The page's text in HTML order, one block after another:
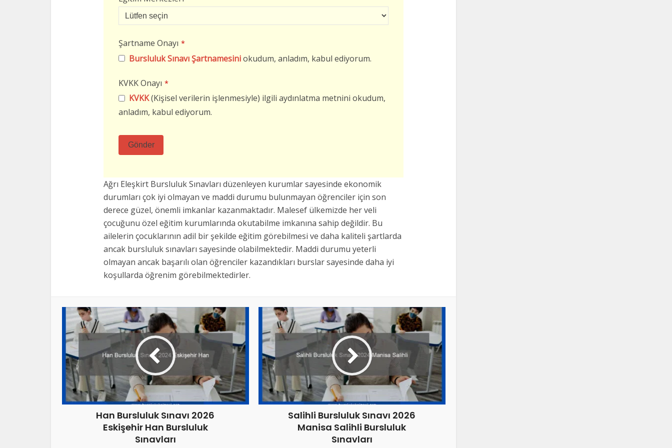
Şartname Onayı *
Bursluluk Sınavı Şartnamesiniokudum, anladım, kabul ediyorum.
KVKK Onayı *
KVKK(Kişisel verilerin işlenmesiyle) ilgili aydınlatma metnini okudum,
anladım, kabul ediyorum.
Gönder
alan
boş
bırakılmalıdır
Ağrı Eleşkirt Bursluluk Sınavları düzenleyen kurumlar sayesinde ekonomik
durumları çok iyi olmayan ve maddi durumu bulunmayan öğrenciler için son
derece güzel, önemli imkanlar kazanmaktadır. Malesef ülkemizde her veli
çocuğunu özel eğitim kurumlarında okutabilme imkanına sahip değildir. Bu
ailelerin çocuklarının adil bir şekilde eğitim görebilmesi ve daha kaliteli şartlarda
ancak bursluluk sınavları sayesinde olabilmektedir. Maddi durumu yeterli
olmayan ancak başarılı olan öğrenciler kazandıkları burslar sayesinde daha iyi
koşullarda öğrenim görebilmektedirler.
Han Bursluluk Sınavı 2026
Eskişehir Han Bursluluk
Sınavları
Salihli Bursluluk Sınavı 2026
Manisa Salihli Bursluluk
Sınavları